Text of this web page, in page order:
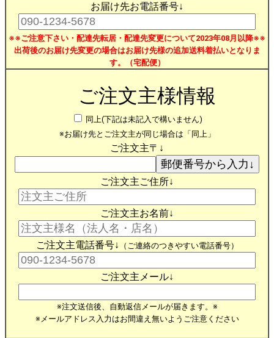
お届け先お電話番号↓
※※ご注意下さい・配達先転居・配達先変更について2023年08月以降※※
出荷後のお届け先変更の場合はお届け先様の追加送料着払いとなりま
す。（宅配便）
ご注文主様情報
同上(下記は未記入で構いません)
※お届け先とご注文主が同じ場合は「同上」
ご注文主〒↓
ご注文主ご住所↓
ご注文主お名前↓
ご注文主電話番号↓ （ご連絡のつきやすい電話番号）
ご注文主メール↓
※注文送信後、自動返信メールが届きます。※
※メールアドレス入力はお間違え無いようご注意ください